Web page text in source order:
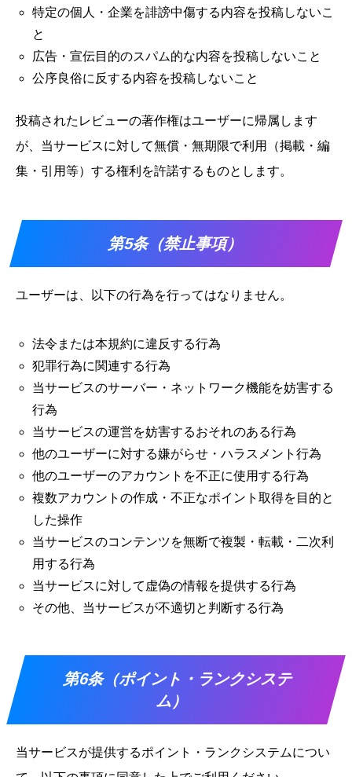
特定の個人・企業を誹謗中傷する内容を投稿しないこ
と
広告・宣伝目的のスパム的な内容を投稿しないこと
公序良俗に反する内容を投稿しないこと
投稿されたレビューの著作権はユーザーに帰属します
が、当サービスに対して無償・無期限で利用（掲載・編
集・引用等）する権利を許諾するものとします。
第5条（禁止事項）
ユーザーは、以下の行為を行ってはなりません。
法令または本規約に違反する行為
犯罪行為に関連する行為
当サービスのサーバー・ネットワーク機能を妨害する
行為
当サービスの運営を妨害するおそれのある行為
他のユーザーに対する嫌がらせ・ハラスメント行為
他のユーザーのアカウントを不正に使用する行為
複数アカウントの作成・不正なポイント取得を目的と
した操作
当サービスのコンテンツを無断で複製・転載・二次利
用する行為
当サービスに対して虚偽の情報を提供する行為
その他、当サービスが不適切と判断する行為
第6条（ポイント・ランクシステ
ム）
当サービスが提供するポイント・ランクシステムについ